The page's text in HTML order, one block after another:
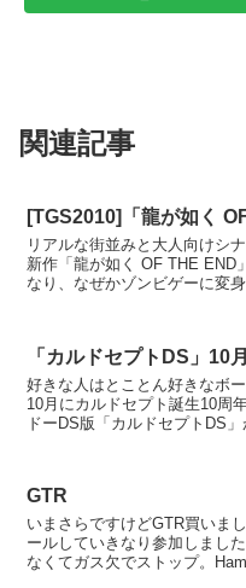
関連記事
[TGS2010]「龍が如く
リアルな街並みと大人向けシ
新作「龍が如く OF THE END
なり、なぜかゾンビゲーに変身。 Left 4 DeadやDead Risingの様
「カルドセプトDS」10
好きな人はとことん好きなボ
10月にカルドセプト誕生10周
ドーDS版「カルドセプトDS
GTR
いまさらですけどGTR買いま
ールしていきなり参加しまし
なくてガス欠でストップ。